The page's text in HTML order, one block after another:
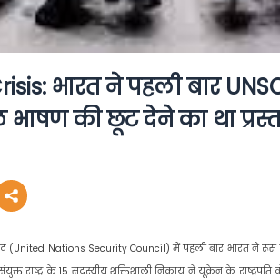
भारत ने पहली बार
की छूट देने का था
(United Nations Security Council) में पहली बार भारत ने
राष्ट्र के 15 सदस्यीय शक्तिशाली निकाय ने यूक्रेन के